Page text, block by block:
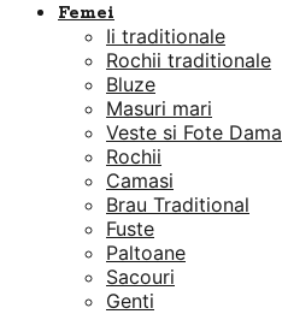
Femei
Ii traditionale
Rochii traditionale
Bluze
Masuri mari
Veste si Fote Dama
Rochii
Camasi
Brau Traditional
Fuste
Paltoane
Sacouri
Genti